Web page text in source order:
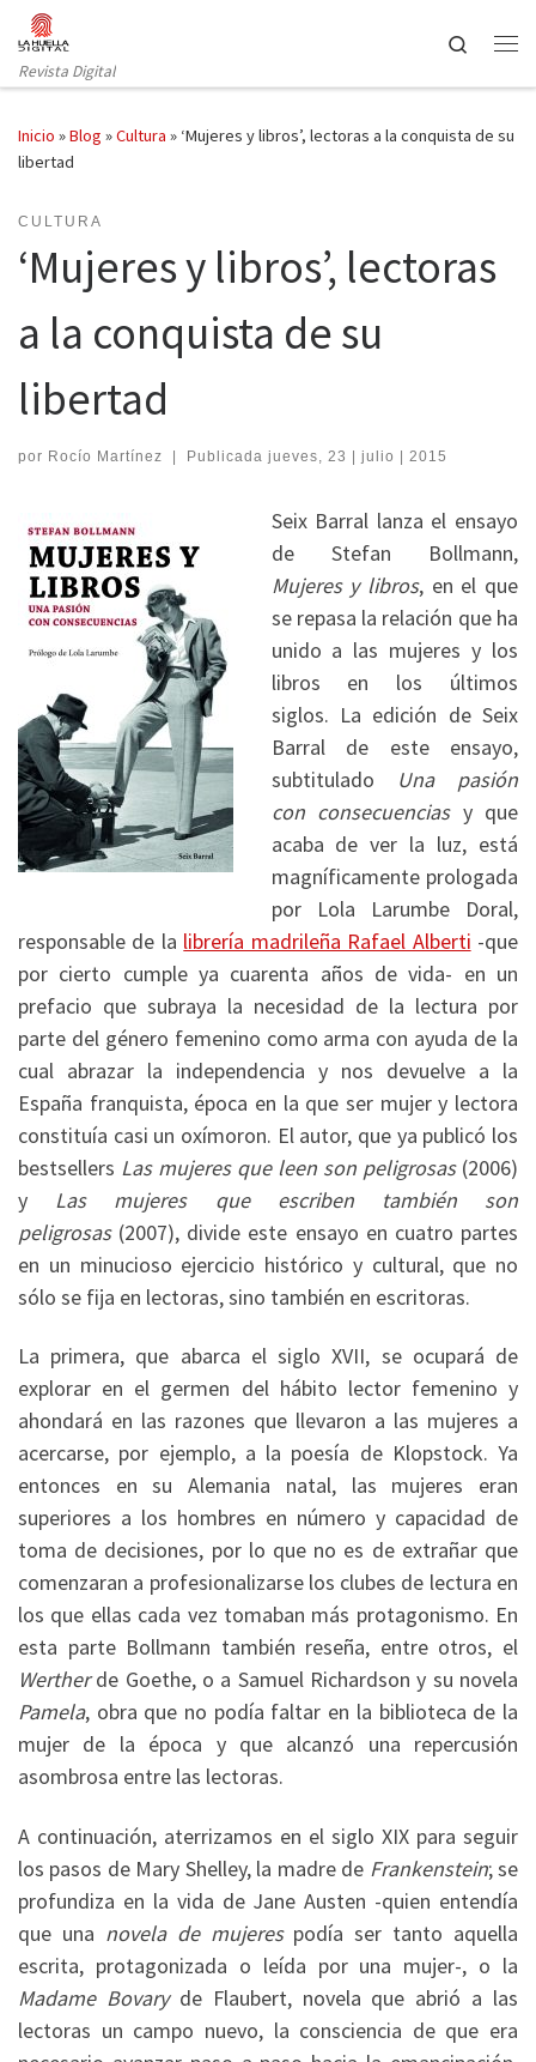
Saltar al contenido
Revista Digital
Search
Inicio »Blog »Cultura » ‘Mujeres y libros’, lectoras a la conquista de su
libertad
CULTURA
‘Mujeres y libros’, lectoras
a la conquista de su
libertad
por Rocío Martínez | Publicada jueves, 23 | julio | 2015
Seix Barral lanza el ensayo
de Stefan Bollmann,
Mujeres y libros, en el que
se repasa la relación que ha
unido a las mujeres y los
libros en los últimos
siglos. La edición de Seix
Barral de este ensayo,
subtitulado Una pasión
con consecuencias y que
acaba de ver la luz, está
magníficamente prologada
por Lola Larumbe Doral,
responsable de la librería madrileña Rafael Alberti -que
por cierto cumple ya cuarenta años de vida- en un
prefacio que subraya la necesidad de la lectura por
parte del género femenino como arma con ayuda de la
cual abrazar la independencia y nos devuelve a la
España franquista, época en la que ser mujer y lectora
constituía casi un oxímoron. El autor, que ya publicó los
bestsellers Las mujeres que leen son peligrosas(2006)
y Las mujeres que escriben también son
peligrosas (2007), divide este ensayo en cuatro partes
en un minucioso ejercicio histórico y cultural, que no
sólo se fija en lectoras, sino también en escritoras.
La primera, que abarca el siglo XVII, se ocupará de
explorar en el germen del hábito lector femenino y
ahondará en las razones que llevaron a las mujeres a
acercarse, por ejemplo, a la poesía de Klopstock. Ya
entonces en su Alemania natal, las mujeres eran
superiores a los hombres en número y capacidad de
toma de decisiones, por lo que no es de extrañar que
comenzaran a profesionalizarse los clubes de lectura en
los que ellas cada vez tomaban más protagonismo. En
esta parte Bollmann también reseña, entre otros, el
Wertherde Goethe, o a Samuel Richardson y su novela
Pamela, obra que no podía faltar en la biblioteca de la
mujer de la época y que alcanzó una repercusión
asombrosa entre las lectoras.
A continuación, aterrizamos en el siglo XIX para seguir
los pasos de Mary Shelley, la madre de Frankenstein; se
profundiza en la vida de Jane Austen -quien entendía
que una novela de mujerespodía ser tanto aquella
escrita, protagonizada o leída por una mujer-, o la
Madame Bovaryde Flaubert, novela que abrió a las
lectoras un campo nuevo, la consciencia de que era